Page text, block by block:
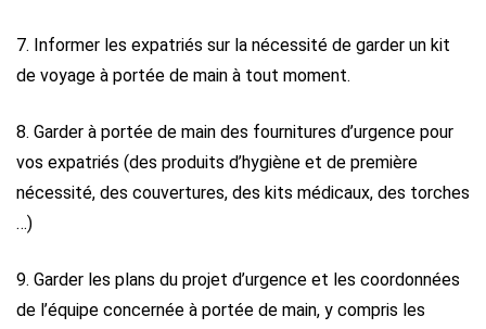
7. Informer les expatriés sur la nécessité de garder un kit
de voyage à portée de main à tout moment.
8. Garder à portée de main des fournitures d’urgence pour
vos expatriés (des produits d’hygiène et de première
nécessité, des couvertures, des kits médicaux, des torches
…)
9. Garder les plans du projet d’urgence et les coordonnées
de l’équipe concernée à portée de main, y compris les